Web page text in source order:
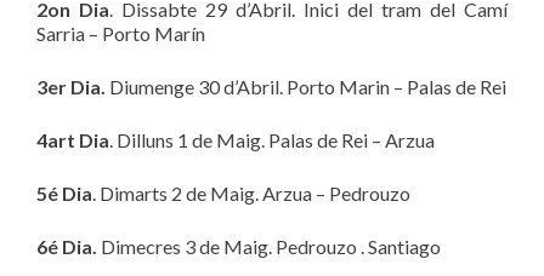
2on Dia. Dissabte 29 d’Abril. Inici del tram del Camí
Sarria – Porto Marín
3er Dia. Diumenge 30 d’Abril. Porto Marin – Palas de Rei
4art Dia. Dilluns 1 de Maig. Palas de Rei – Arzua
5é Dia. Dimarts 2 de Maig. Arzua – Pedrouzo
6é Dia. Dimecres 3 de Maig. Pedrouzo . Santiago